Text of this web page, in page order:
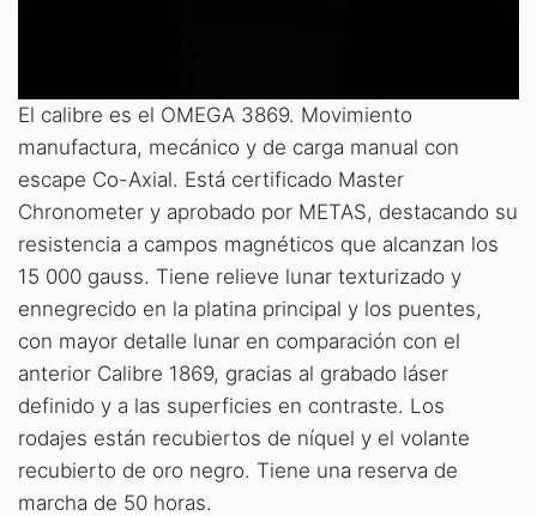
El calibre es el OMEGA 3869. Movimiento
manufactura, mecánico y de carga manual con
escape Co-Axial. Está certificado Master
Chronometer y aprobado por METAS, destacando su
resistencia a campos magnéticos que alcanzan los
15 000 gauss. Tiene relieve lunar texturizado y
ennegrecido en la platina principal y los puentes,
con mayor detalle lunar en comparación con el
anterior Calibre 1869, gracias al grabado láser
definido y a las superficies en contraste. Los
rodajes están recubiertos de níquel y el volante
recubierto de oro negro. Tiene una reserva de
marcha de 50 horas.